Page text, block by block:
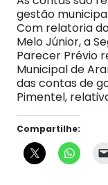
gestão
Com relatoria
Melo Júnior, a
Parecer Prévio
Municipal de
das contas de
Pimentel,
Compartilhe: